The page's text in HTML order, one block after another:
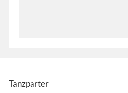
Tanzparter